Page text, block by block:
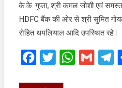
के.के. गुप्ता, श्री कमल जोशी एवं
HDFC बैंक की ओर से श्री सुमित
रोहित थपलियाल आदि उपस्थित रहे।
Facebook
Twitter